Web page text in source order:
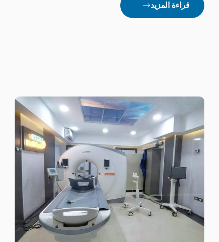
قراءة المزيد